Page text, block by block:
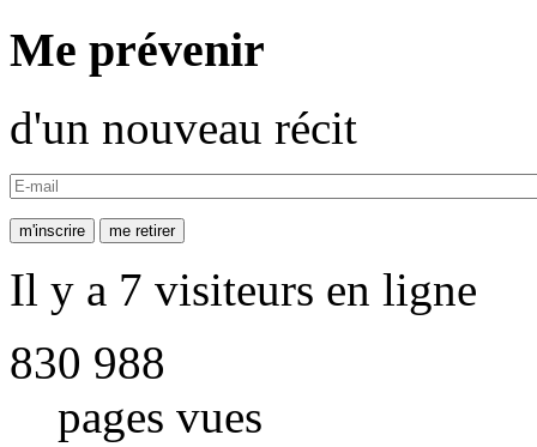
Me prévenir
d'un nouveau récit
Il y a 7 visiteurs en ligne
830 988
pages vues